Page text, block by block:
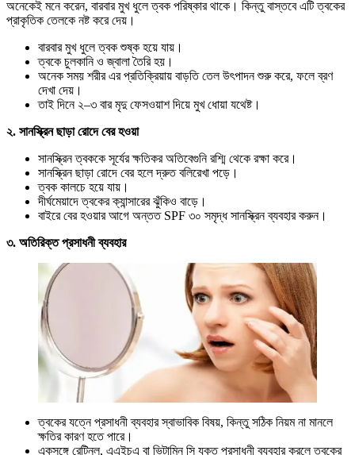
অনেকেই মনে করেন, বারবার মুখ ধুলে ত্বক পরিষ্কার থাকে। কিন্তু বাস্তবে এটি ত্বকের
প্রাকৃতিক তেলকে নষ্ট করে দেয়।
বারবার মুখ ধুলে ত্বক শুষ্ক হয়ে যায়।
ত্বকে চুলকানি ও জ্বালা তৈরি হয়।
অনেক সময় শরীর এর প্রতিক্রিয়ায় বাড়তি তেল উৎপাদন শুরু করে, ফলে ব্রণ
দেখা দেয়।
তাই দিনে ২–৩ বার মৃদু ফেসওয়াশ দিয়ে মুখ ধোয়া যথেষ্ট।
২. সানস্ক্রিন ছাড়া রোদে বের হওয়া
সানস্ক্রিন ত্বককে সূর্যের ক্ষতিকর অতিবেগুনি রশ্মি থেকে রক্ষা করে।
সানস্ক্রিন ছাড়া রোদে বের হলে দ্রুত বলিরেখা পড়ে।
ত্বক কালচে হয়ে যায়।
দীর্ঘমেয়াদে ত্বকের ক্যান্সারের ঝুঁকিও বাড়ে।
বাইরে বের হওয়ার আগে অন্তত SPF ৩০ সমৃদ্ধ সানস্ক্রিন ব্যবহার করুন।
৩. অতিরিক্ত প্রসাধনী ব্যবহার
ত্বকের যত্নে প্রসাধনী ব্যবহার স্বাভাবিক বিষয়, কিন্তু সঠিক নিয়ম না মানলে
ক্ষতির কারণ হতে পারে।
একসঙ্গে রেটিনল, এএইচএ বা ভিটামিন সি যুক্ত প্রসাধনী ব্যবহার করলে ত্বকের